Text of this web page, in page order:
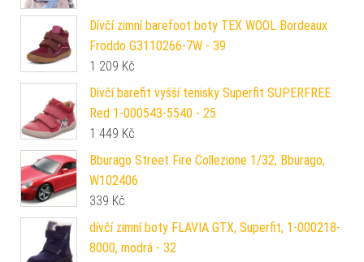
Dívčí zimní barefoot boty TEX WOOL Bordeaux
Froddo G3110266-7W - 39
1 209 Kč
Dívčí barefit vyšší tenisky Superfit SUPERFREE
Red 1-000543-5540 - 25
1 449 Kč
Bburago Street Fire Collezione 1/32, Bburago,
W102406
339 Kč
dívčí zimní boty FLAVIA GTX, Superfit, 1-000218-
8000, modrá - 32